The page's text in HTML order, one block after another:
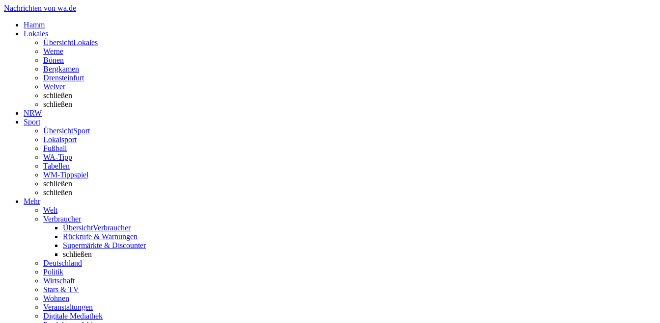
Nachrichten von wa.de
Hamm
Lokales
ÜbersichtLokales
Werne
Bönen
Bergkamen
Drensteinfurt
Welver
schließen
schließen
NRW
Sport
ÜbersichtSport
Lokalsport
Fußball
WA-Tipp
Tabellen
WM-Tippspiel
schließen
schließen
Mehr
Welt
Verbraucher
ÜbersichtVerbraucher
Rückrufe & Warnungen
Supermärkte & Discounter
schließen
Deutschland
Politik
Wirtschaft
Stars & TV
Wohnen
Veranstaltungen
Digitale Mediathek